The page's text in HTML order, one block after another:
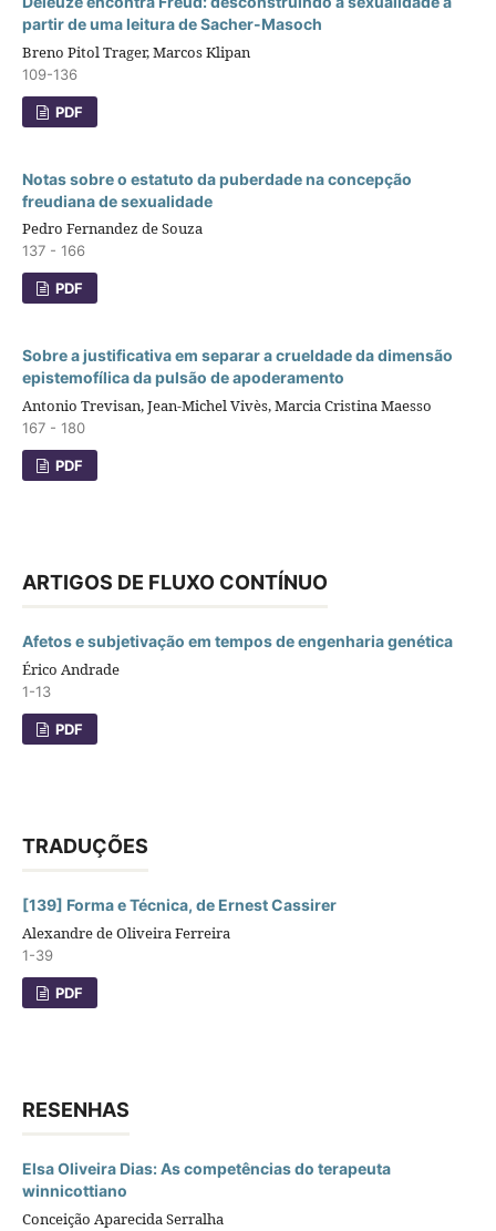
partir de uma leitura de Sacher-Masoch
Breno Pitol Trager, Marcos Klipan
109-136
PDF
Notas sobre o estatuto da puberdade na concepção
freudiana de sexualidade
Pedro Fernandez de Souza
137 - 166
PDF
Sobre a justificativa em separar a crueldade da dimensão
epistemofílica da pulsão de apoderamento
Antonio Trevisan, Jean-Michel Vivès, Marcia Cristina Maesso
167 - 180
PDF
ARTIGOS DE FLUXO CONTÍNUO
Afetos e subjetivação em tempos de engenharia genética
Érico Andrade
1-13
PDF
TRADUÇÕES
[139] Forma e Técnica, de Ernest Cassirer
Alexandre de Oliveira Ferreira
1-39
PDF
RESENHAS
Elsa Oliveira Dias: As competências do terapeuta
winnicottiano
Conceição Aparecida Serralha